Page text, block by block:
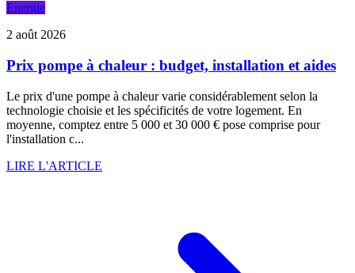
Energie
2 août 2026
Prix pompe à chaleur : budget, installation et aides
Le prix d'une pompe à chaleur varie considérablement selon la
technologie choisie et les spécificités de votre logement. En
moyenne, comptez entre 5 000 et 30 000 € pose comprise pour
l'installation c...
LIRE L'ARTICLE